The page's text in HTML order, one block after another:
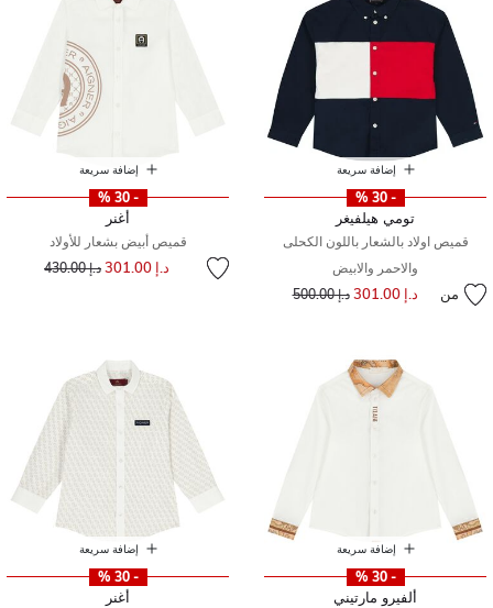
إضافة سريعة
- 30 %
تومي هيلفيغر
قميص اولاد بالشعار باللون الكحلى
والاحمر والابيض
من د.إ 301.00 سعر مخفض مند.إ 500.00
إضافة سريعة
- 30 %
أغنر
قميص أبيض بشعار للأولاد
د.إ 301.00 سعر مخفض من
د.إ 430.00 إلى
إضافة سريعة
- 30 %
ألفيرو مارتيني
إضافة سريعة
- 30 %
أغنر